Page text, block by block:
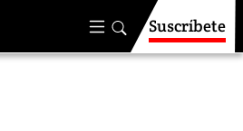
Suscríbete